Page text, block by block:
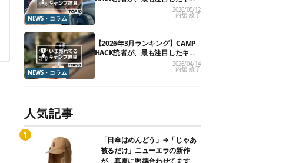
NEWS・コラム
ンプ道具TOP10
2026/05/12
内舘 綾子
NEWS・コラム
【2026年3月ランキング】CAMP
HACK読者が、最も注目したキャ
ンプ道具TOP10
2026/04/14
内舘 綾子
人気記事
「日傘はめんどう」→「じゃあ
被るだけ」ニューエラの新作
が、真夏に照準合わせてます